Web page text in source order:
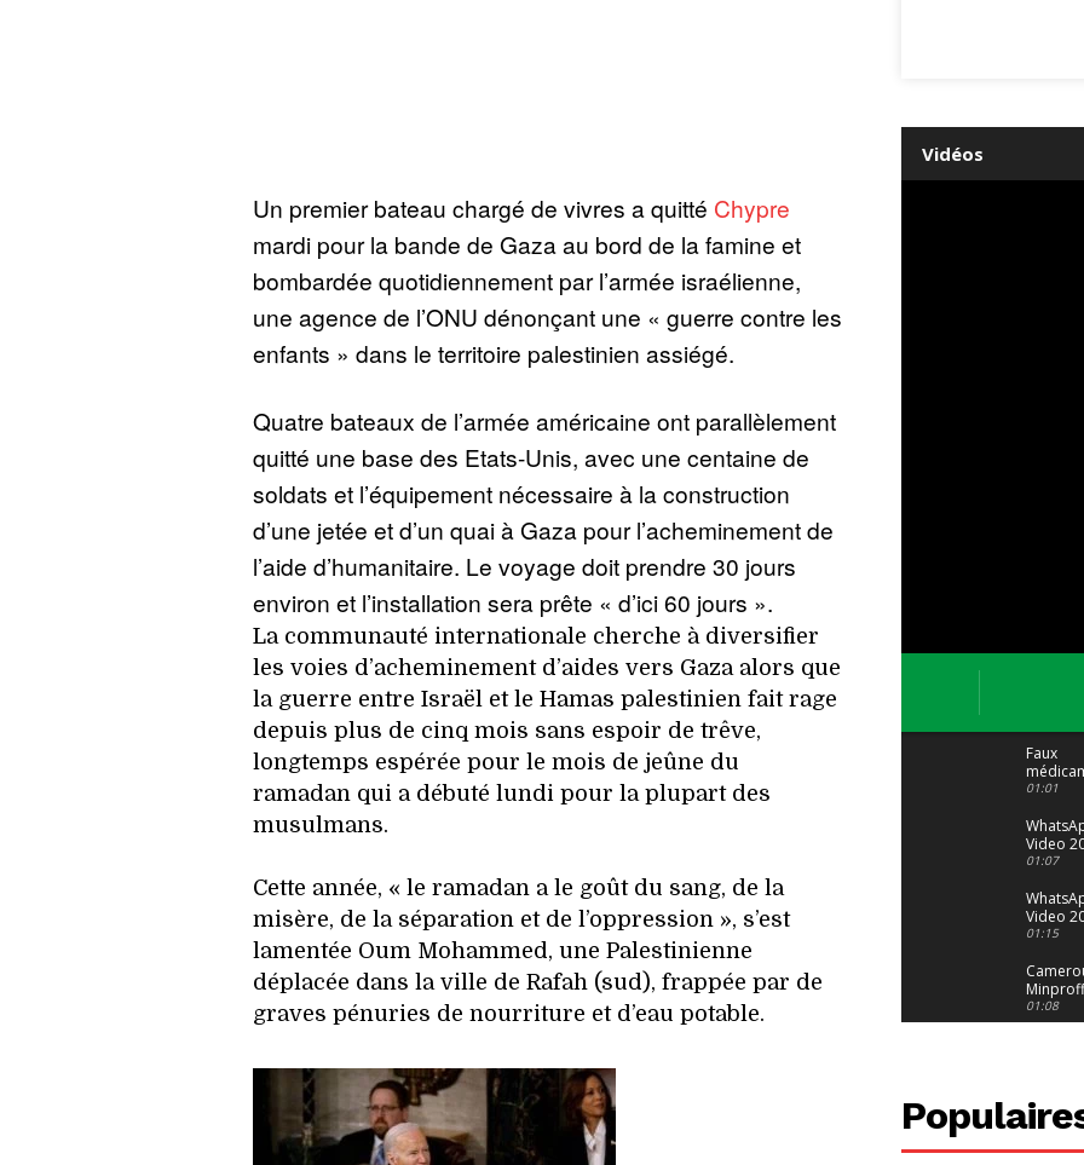
Un premier bateau chargé de vivres a quitté Chypre
mardi pour la bande de Gaza au bord de la famine et
bombardée quotidiennement par l’armée israélienne,
une agence de l’ONU dénonçant une « guerre contre les
enfants » dans le territoire palestinien assiégé.
Quatre bateaux de l’armée américaine ont parallèlement
quitté une base des Etats-Unis, avec une centaine de
soldats et l’équipement nécessaire à la construction
d’une jetée et d’un quai à Gaza pour l’acheminement de
l’aide d’humanitaire. Le voyage doit prendre 30 jours
environ et l’installation sera prête « d’ici 60 jours ».
La communauté internationale cherche à diversifier
les voies d’acheminement d’aides vers Gaza alors que
la guerre entre Israël et le Hamas palestinien fait rage
depuis plus de cinq mois sans espoir de trêve,
longtemps espérée pour le mois de jeûne du
ramadan qui a débuté lundi pour la plupart des
musulmans.
Cette année, « le ramadan a le goût du sang, de la
misère, de la séparation et de l’oppression », s’est
lamentée Oum Mohammed, une Palestinienne
déplacée dans la ville de Rafah (sud), frappée par de
graves pénuries de nourriture et d’eau potable.
Vidéos
Faux
Le trafic
malgré
01:01
Video
04 at
01:07
Video
29 at
01:15
sur les
des
01:08
l’appel
Douala
à
01:02